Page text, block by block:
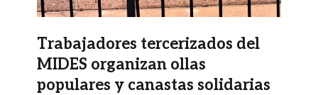
Trabajadores tercerizados del
MIDES organizan ollas
populares y canastas solidarias